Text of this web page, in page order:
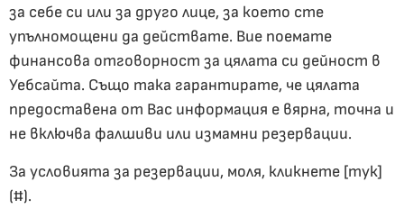
за себе си или за друго лице, за което сте
упълномощени да действате. Вие поемате
финансова отговорност за цялата си дейност в
Уебсайта. Също така гарантирате, че цялата
предоставена от Вас информация е вярна, точна и
не включва фалшиви или измамни резервации.
За условията за резервации, моля, кликнете [тук]
(#).